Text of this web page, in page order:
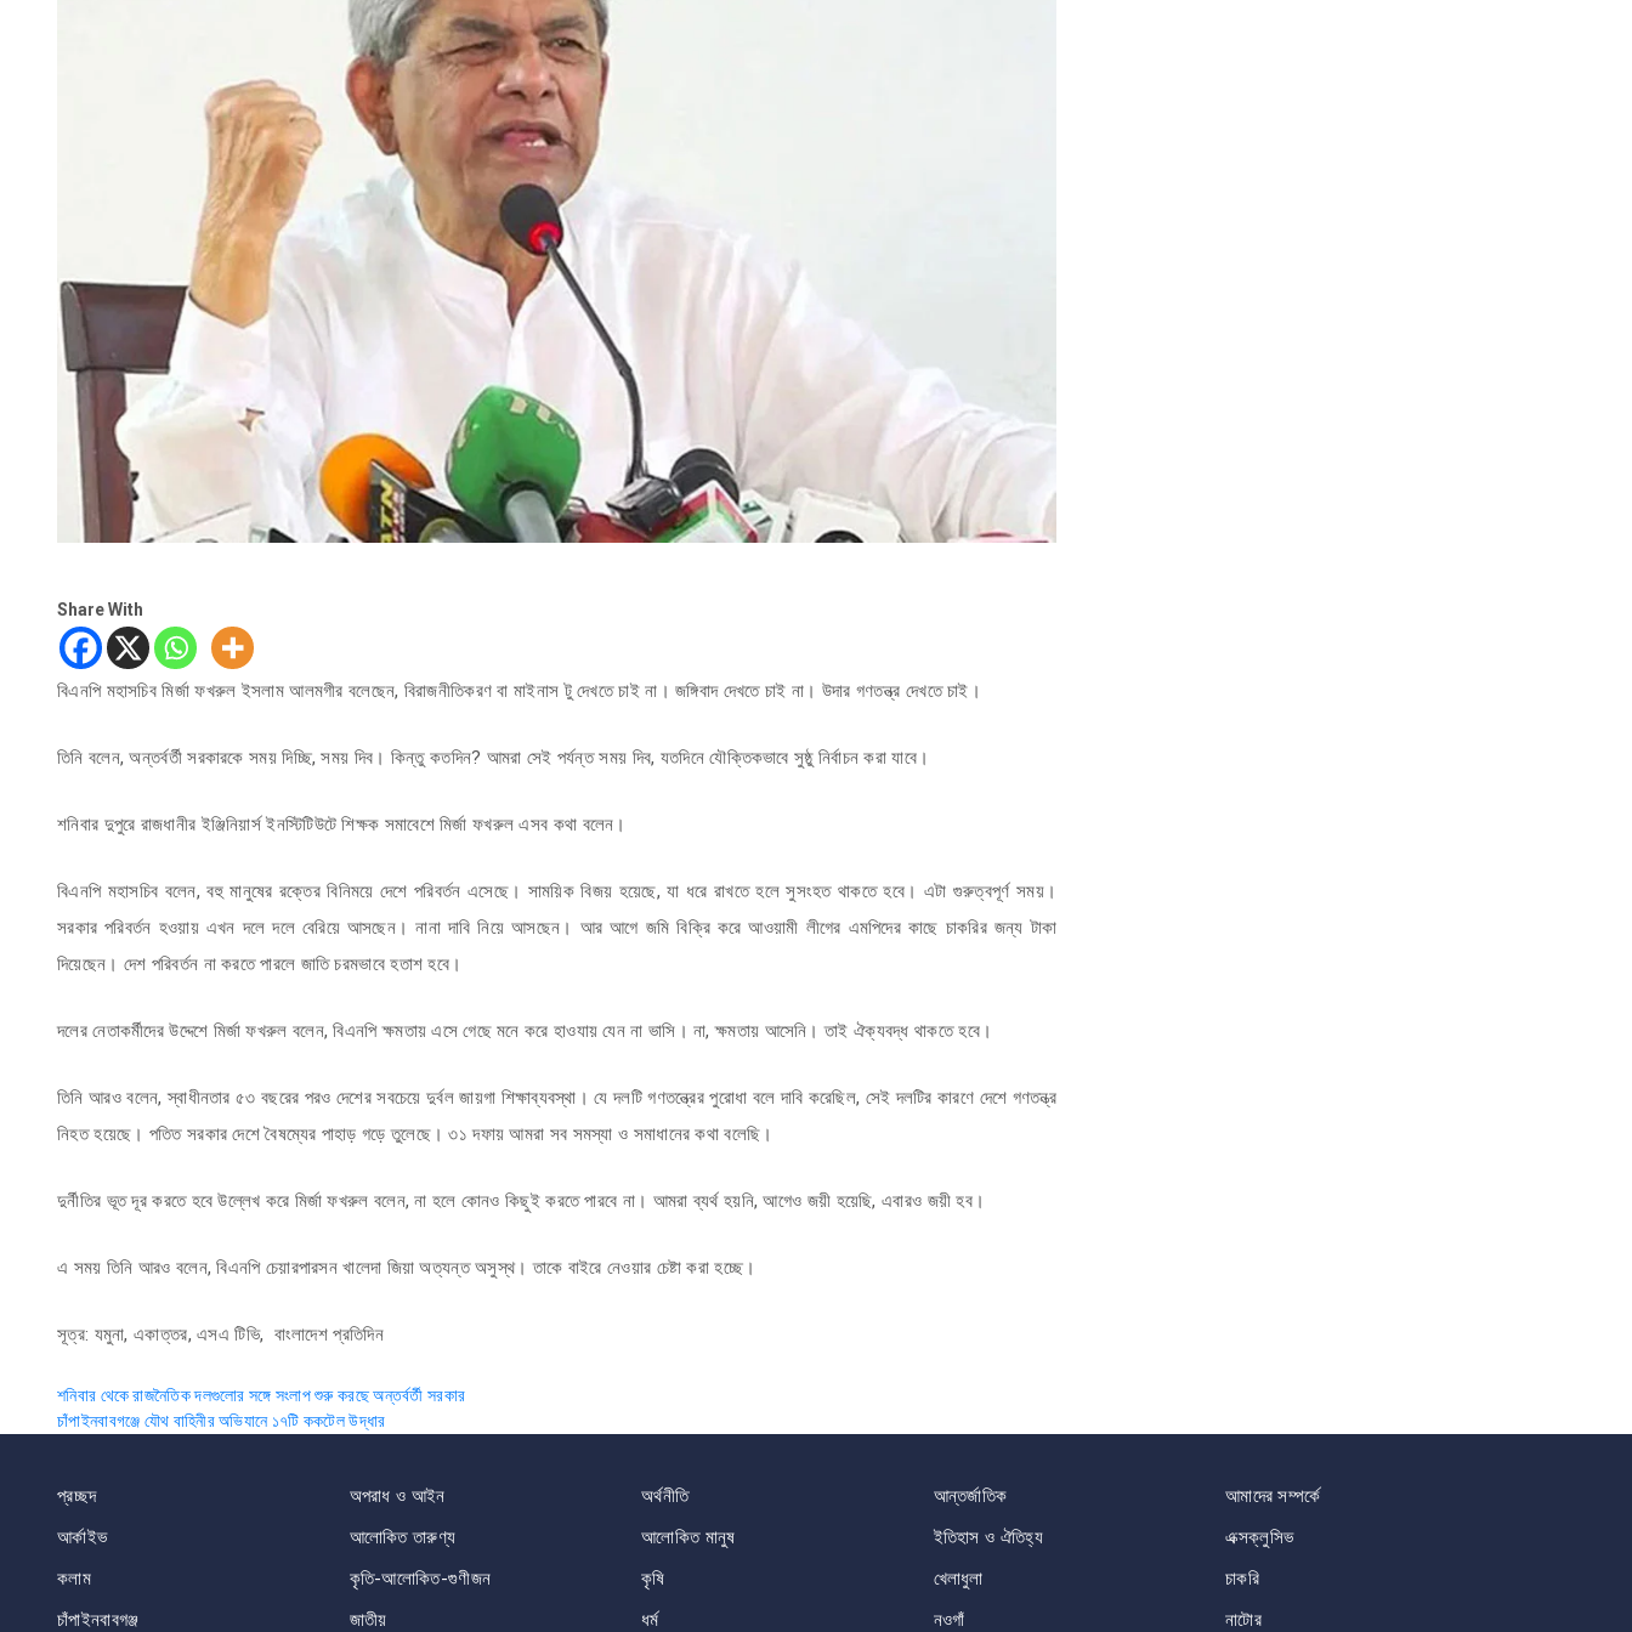
Share With
বিএনপি মহাসচিব মির্জা ফখরুল ইসলাম আলমগীর বলেছেন, বিরাজনীতিকরণ বা মাইনাস টু দেখতে চাই না। জঙ্গিবাদ দেখতে চাই না। উদার গণতন্ত্র দেখতে চাই।
তিনি বলেন, অন্তর্বর্তী সরকারকে সময় দিচ্ছি, সময় দিব। কিন্তু কতদিন? আমরা সেই পর্যন্ত সময় দিব, যতদিনে যৌক্তিকভাবে সুষ্ঠু নির্বাচন করা যাবে।
শনিবার দুপুরে রাজধানীর ইঞ্জিনিয়ার্স ইনস্টিটিউটে শিক্ষক সমাবেশে মির্জা ফখরুল এসব কথা বলেন।
বিএনপি মহাসচিব বলেন, বহু মানুষের রক্তের বিনিময়ে দেশে পরিবর্তন এসেছে। সাময়িক বিজয় হয়েছে, যা ধরে রাখতে হলে সুসংহত থাকতে হবে। এটা গুরুত্বপূর্ণ সময়।
সরকার পরিবর্তন হওয়ায় এখন দলে দলে বেরিয়ে আসছেন। নানা দাবি নিয়ে আসছেন। আর আগে জমি বিক্রি করে আওয়ামী লীগের এমপিদের কাছে চাকরির জন্য টাকা
দিয়েছেন। দেশ পরিবর্তন না করতে পারলে জাতি চরমভাবে হতাশ হবে।
দলের নেতাকর্মীদের উদ্দেশে মির্জা ফখরুল বলেন, বিএনপি ক্ষমতায় এসে গেছে মনে করে হাওযায় যেন না ভাসি। না, ক্ষমতায় আসেনি। তাই ঐক্যবদ্ধ থাকতে হবে।
তিনি আরও বলেন, স্বাধীনতার ৫৩ বছরের পরও দেশের সবচেয়ে দুর্বল জায়গা শিক্ষাব্যবস্থা। যে দলটি গণতন্ত্রের পুরোধা বলে দাবি করেছিল, সেই দলটির কারণে দেশে গণতন্ত্র
নিহত হয়েছে। পতিত সরকার দেশে বৈষম্যের পাহাড় গড়ে তুলেছে। ৩১ দফায় আমরা সব সমস্যা ও সমাধানের কথা বলেছি।
দুর্নীতির ভূত দূর করতে হবে উল্লেখ করে মির্জা ফখরুল বলেন, না হলে কোনও কিছুই করতে পারবে না। আমরা ব্যর্থ হয়নি, আগেও জয়ী হয়েছি, এবারও জয়ী হব।
এ সময় তিনি আরও বলেন, বিএনপি চেয়ারপারসন খালেদা জিয়া অত্যন্ত অসুস্থ। তাকে বাইরে নেওয়ার চেষ্টা করা হচ্ছে।
সূত্র: যমুনা, একাত্তর, এসএ টিভি, বাংলাদেশ প্রতিদিন
Post
navigation
শনিবার থেকে রাজনৈতিক দলগুলোর সঙ্গে সংলাপ শুরু করছে অন্তর্বর্তী সরকার
চাঁপাইনবাবগঞ্জে যৌথ বাহিনীর অভিযানে ১৭টি ককটেল উদ্ধার
প্রচ্ছদ অপরাধ ও আইন অর্থনীতি আন্তর্জাতিক
আমাদের সম্পর্কে
আর্কাইভ
আলোকিত তারুণ্য আলোকিত মানুষ ইতিহাস ও ঐতিহ্য
এক্সক্লুসিভ
কলাম
কৃতি-আলোকিত-গুণীজন কৃষি খেলাধুলা
চাকরি
চাঁপাইনবাবগঞ্জ
জাতীয় ধর্ম নওগাঁ নাটোর